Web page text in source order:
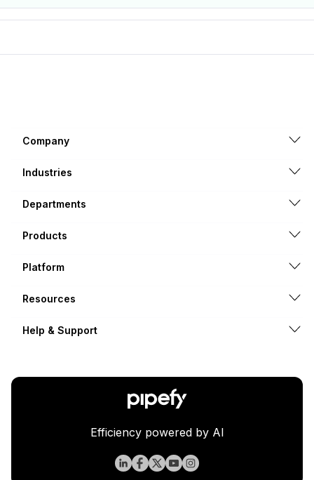
Company
Industries
Departments
Products
Platform
Resources
Help & Support
Efficiency powered by AI